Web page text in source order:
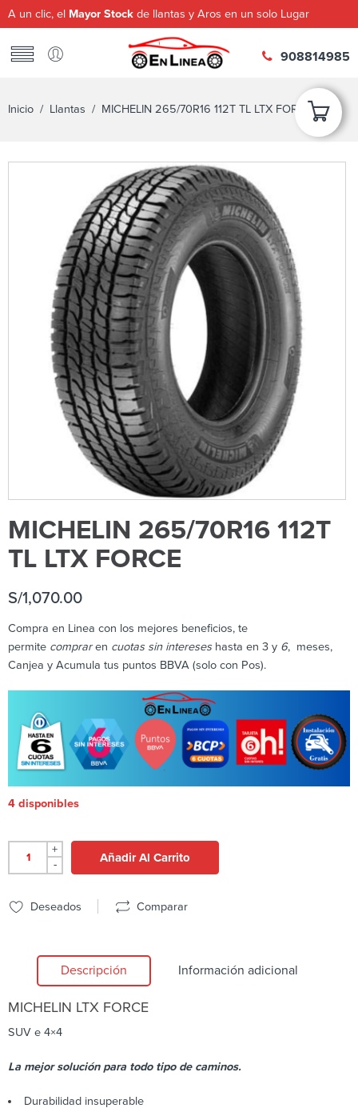
A un clic, el Mayor Stock de llantas y Aros en un solo Lugar
908814985
Inicio / Llantas / MICHELIN 265/70R16 112T TL LTX FORCE
MICHELIN 265/70R16 112T
TL LTX FORCE
S/1,070.00
Compra en Linea con los mejores beneficios, te
permite compraren cuotas sin intereseshasta en 3 y 6, meses,
Canjea y Acumula tus puntos BBVA (solo con Pos).
4 disponibles
+
-
Añadir Al Carrito
Deseados Comparar
Descripción Información adicional
MICHELIN LTX FORCE
SUV e 4×4
La mejor solución para todo tipo de caminos.
Durabilidad insuperable